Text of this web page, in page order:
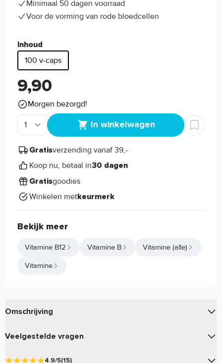
Minimaal 50 dagen voorraad
Voor de vorming van rode bloedcellen
Inhoud
100 v-caps
9,90
Morgen bezorgd!
In winkelwagen
Gratisverzending vanaf 39,-
Koop nu, betaal in30 dagen
Gratisgoodies
Winkelen metkeurmerk
Bekijk meer
Vitamine B12 Vitamine B Vitamine (alle)
Vitamine
Omschrijving
Met Pure. geniet je van alle voordelen van
. De
Ontdek het nu!
Veelgestelde vragen
Vraag en antwoord
4.9/5(15)